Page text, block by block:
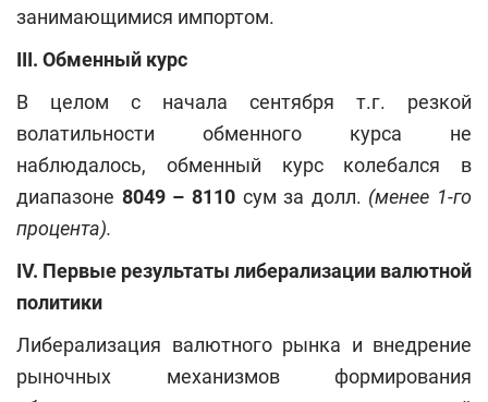
занимающимися импортом.
III. Обменный курс
В целом с начала сентября т.г. резкой
волатильности обменного курса не
наблюдалось, обменный курс колебался в
диапазоне 8049 – 8110сум за долл. (менее 1-го
процента).
IV. Первые результаты либерализации валютной
политики
Либерализация валютного рынка и внедрение
рыночных механизмов формирования